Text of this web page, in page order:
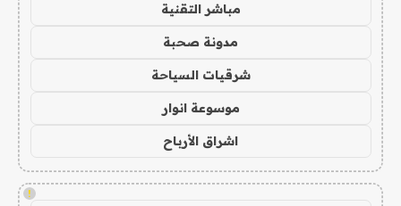
مباشر التقنية
مدونة صحبة
شرقيات السياحة
موسوعة انوار
اشراق الأرباح
!